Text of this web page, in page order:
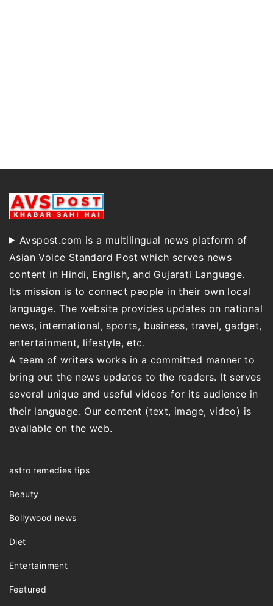
Avspost.com is a multilingual news platform of
Asian Voice Standard Post which serves news
content in Hindi, English, and Gujarati Language.
Its mission is to connect people in their own local
language. The website provides updates on national
news, international, sports, business, travel, gadget,
entertainment, lifestyle, etc.
A team of writers works in a committed manner to
bring out the news updates to the readers. It serves
several unique and useful videos for its audience in
their language. Our content (text, image, video) is
available on the web.
astro remedies tips
Beauty
Bollywood news
Diet
Entertainment
Featured